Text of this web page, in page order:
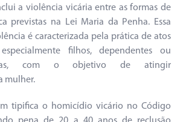
a violência vicária entre as formas de
previstas na Lei Maria da Penha. Essa
é caracterizada pela prática de atos
filhos, dependentes ou
com o objetivo de atingir
mulher.
tipifica o homicídio vicário no Código